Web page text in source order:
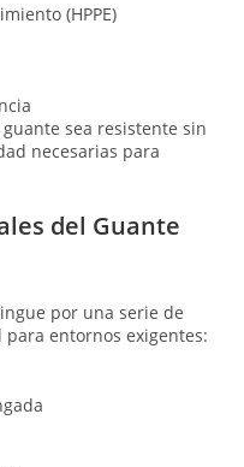
(HPPE)
sea resistente sin
necesarias para
del Guante
por una serie de
entornos exigentes: